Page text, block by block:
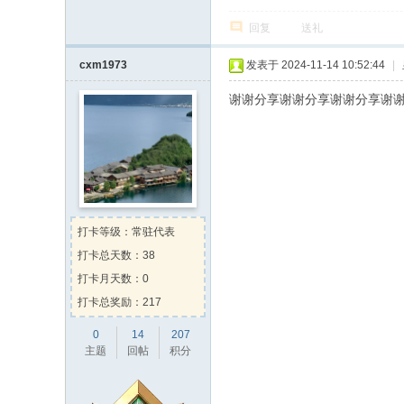
回复 送礼
cxm1973
打卡等级：常驻代表
打卡总天数：38
打卡月天数：0
打卡总奖励：217
0
主题
14
回帖
207
积分
发表于 2024-11-14 10:52:44
谢谢分享谢谢分享谢谢分享谢